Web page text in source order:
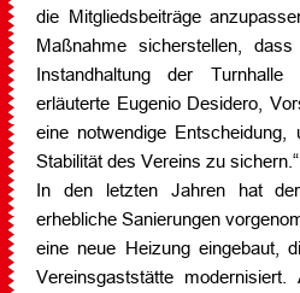
die Mitgliedsbeiträge
Maßnahme sicherstellen,
Instandhaltung der Turnhalle
erläuterte Eugenio Desidero,
eine notwendige Entscheidung,
Stabilität des Vereins zu sichern.“
In den letzten Jahren hat
erhebliche Sanierungen
eine neue Heizung eingebaut,
Vereinsgaststätte